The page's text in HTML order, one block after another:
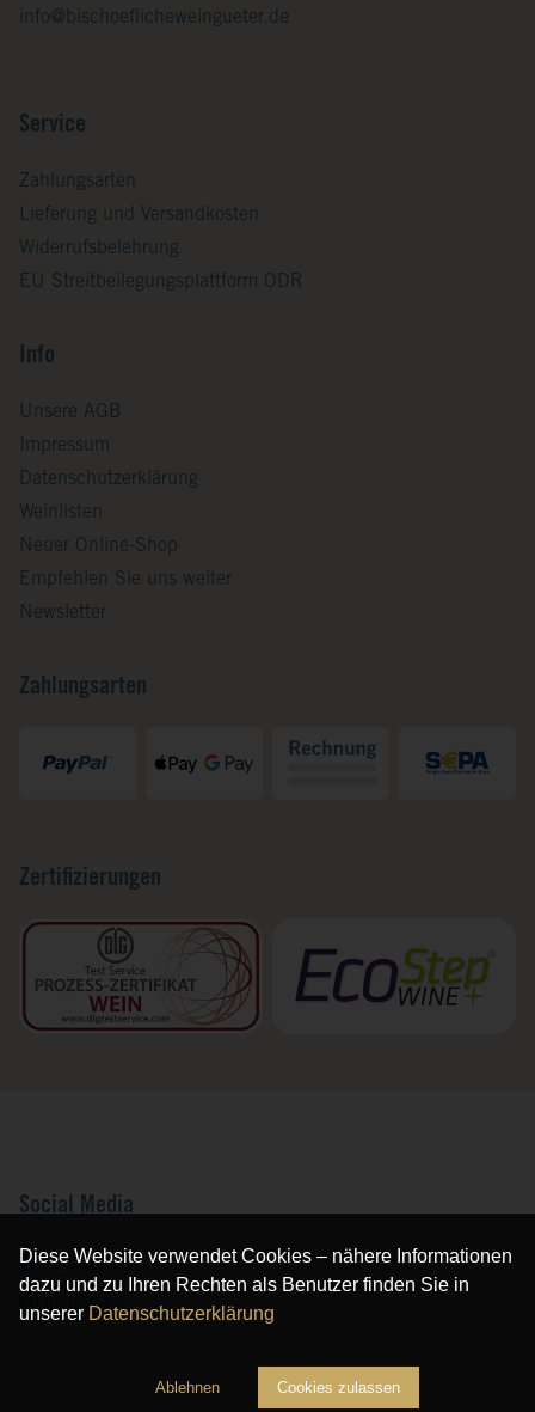
info@bischoeflicheweingueter.de
Service
Zahlungsarten
Lieferung und Versandkosten
Widerrufsbelehrung
EU Streitbeilegungsplattform ODR
Info
Unsere AGB
Impressum
Datenschutzerklärung
Weinlisten
Neuer Online-Shop
Empfehlen Sie uns weiter
Newsletter
Zahlungsarten
Zertifizierungen
Social Media
facebook
instagram
Diese Website verwendet Cookies – nähere Informationen
dazu und zu Ihren Rechten als Benutzer finden Sie in
unserer Datenschutzerklärung
Ablehnen Cookies zulassen